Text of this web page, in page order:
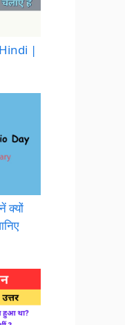
|
क्यों